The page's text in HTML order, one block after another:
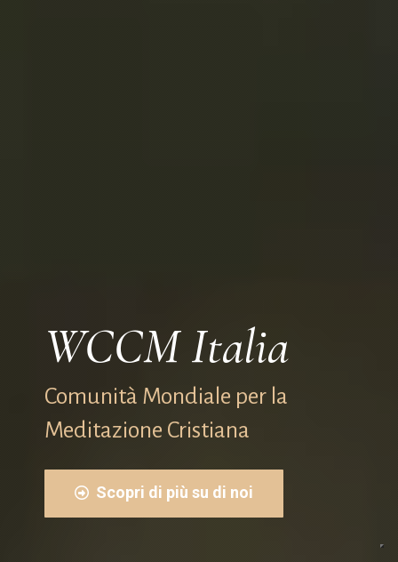
WCCM Italia
Comunità Mondiale per la
Meditazione Cristiana
Scopri di più su di noi